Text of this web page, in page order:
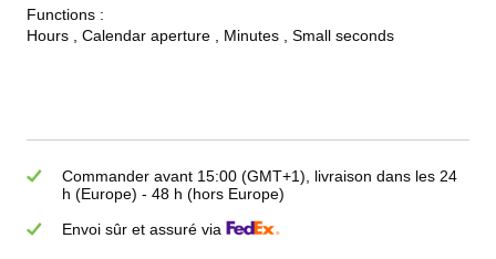
Functions :
Hours , Calendar aperture , Minutes , Small seconds
Commander avant 15:00 (GMT+1), livraison dans les 24
h (Europe) - 48 h (hors Europe)
Envoi sûr et assuré via